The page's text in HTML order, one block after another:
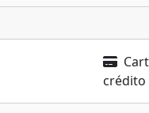
crédito